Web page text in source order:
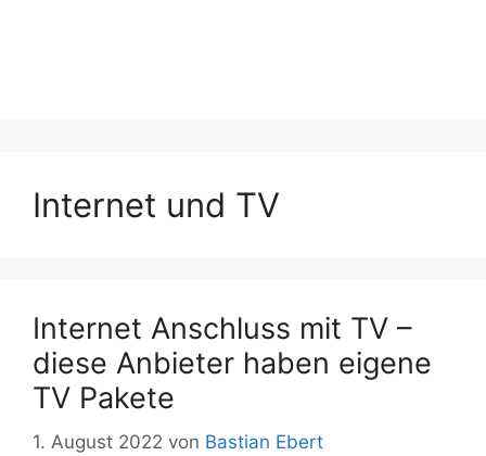
Internet und TV
Internet Anschluss mit TV –
diese Anbieter haben eigene
TV Pakete
1. August 2022 von Bastian Ebert